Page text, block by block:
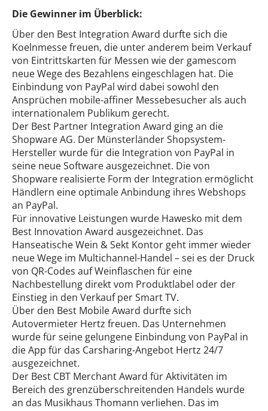
Die Gewinner im Überblick:
Über den Best Integration Award durfte sich die
Koelnmesse freuen, die unter anderem beim Verkauf
von Eintrittskarten für Messen wie der gamescom
neue Wege des Bezahlens eingeschlagen hat. Die
Einbindung von PayPal wird dabei sowohl den
Ansprüchen mobile-affiner Messebesucher als auch
internationalem Publikum gerecht.
Der Best Partner Integration Award ging an die
Shopware AG. Der Münsterländer Shopsystem-
Hersteller wurde für die Integration von PayPal in
seine neue Software ausgezeichnet. Die von
Shopware realisierte Form der Integration ermöglicht
Händlern eine optimale Anbindung ihres Webshops
an PayPal.
Für innovative Leistungen wurde Hawesko mit dem
Best Innovation Award ausgezeichnet. Das
Hanseatische Wein & Sekt Kontor geht immer wieder
neue Wege im Multichannel-Handel – sei es der Druck
von QR-Codes auf Weinflaschen für eine
Nachbestellung direkt vom Produktlabel oder der
Einstieg in den Verkauf per Smart TV.
Über den Best Mobile Award durfte sich
Autovermieter Hertz freuen. Das Unternehmen
wurde für seine gelungene Einbindung von PayPal in
die App für das Carsharing-Angebot Hertz 24/7
ausgezeichnet.
Der Best CBT Merchant Award für Aktivitäten im
Bereich des grenzüberschreitenden Handels wurde
an das Musikhaus Thomann verliehen. Das im